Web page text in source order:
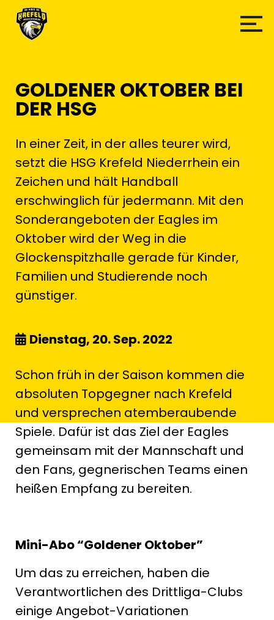
GOLDENER OKTOBER BEI
DER HSG
In einer Zeit, in der alles teurer wird,
setzt die HSG Krefeld Niederrhein ein
Zeichen und hält Handball
erschwinglich für jedermann. Mit den
Sonderangeboten der Eagles im
Oktober wird der Weg in die
Glockenspitzhalle gerade für Kinder,
Familien und Studierende noch
günstiger.
Dienstag, 20. Sep. 2022
Schon früh in der Saison kommen die
absoluten Topgegner nach Krefeld
und versprechen atemberaubende
Spiele. Dafür ist das Ziel der Eagles
gemeinsam mit der Mannschaft und
den Fans, gegnerischen Teams einen
heißen Empfang zu bereiten.
Mini-Abo “Goldener Oktober”
Um das zu erreichen, haben die
Verantwortlichen des Drittliga-Clubs
einige Angebot-Variationen